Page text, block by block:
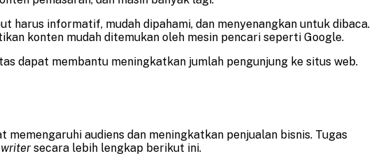
harus informatif, mudah dipahami, dan menyenangkan untuk dibaca.
konten mudah ditemukan oleh mesin pencari seperti Google.
dapat membantu meningkatkan jumlah pengunjung ke situs web.
audiens dan meningkatkan penjualan bisnis. Tugas
secara lebih lengkap berikut ini.